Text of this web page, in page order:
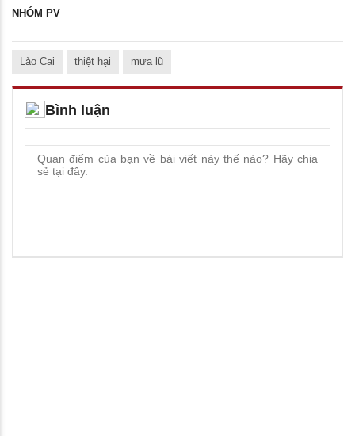
NHÓM PV
Lào Cai thiệt hại mưa lũ
Bình luận